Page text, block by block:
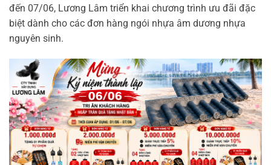
đến 07/06, Lương Lâm triển khai chương trình ưu đãi đặc
biệt dành cho các đơn hàng ngói nhựa âm dương nhựa
nguyên sinh.